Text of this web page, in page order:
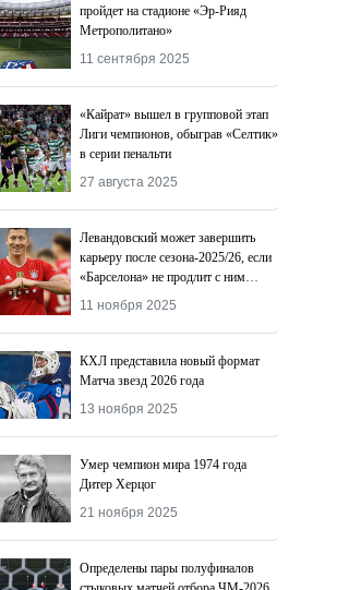
пройдет на стадионе «Эр-Рияд
Метрополитано»
11 сентября 2025
«Кайрат» вышел в групповой этап
Лиги чемпионов, обыграв «Селтик»
в серии пенальти
27 августа 2025
Левандовский может завершить
карьеру после сезона-2025/26, если
«Барселона» не продлит с ним
контракт
11 ноября 2025
КХЛ представила новый формат
Матча звезд 2026 года
13 ноября 2025
Умер чемпион мира 1974 года
Дитер Херцог
21 ноября 2025
Определены пары полуфиналов